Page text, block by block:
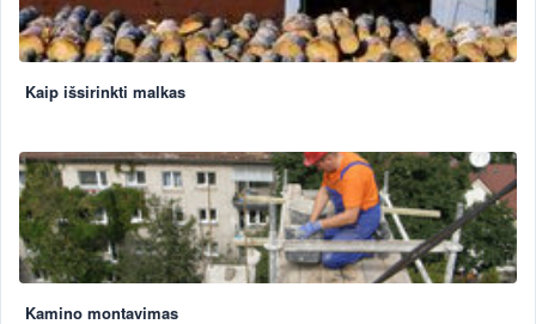
Kaip išsirinkti malkas
Kamino montavimas